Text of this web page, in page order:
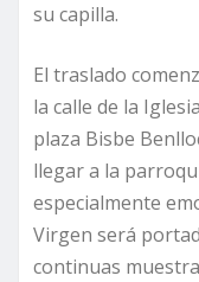
su capilla.
El traslado
la calle de la
plaza Bisbe
llegar a la
especialmente
Virgen será
continuas